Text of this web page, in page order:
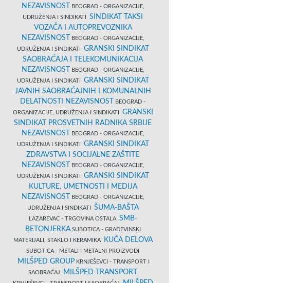
NEZAVISNOST
BEOGRAD - ORGANIZACIJE,
UDRUŽENJA I SINDIKATI SINDIKAT TAKSI
VOZAČA I AUTOPREVOZNIKA
NEZAVISNOST
BEOGRAD - ORGANIZACIJE,
UDRUŽENJA I SINDIKATI GRANSKI SINDIKAT
SAOBRAĆAJA I TELEKOMUNIKACIJA
NEZAVISNOST
BEOGRAD - ORGANIZACIJE,
UDRUŽENJA I SINDIKATI GRANSKI SINDIKAT
JAVNIH SAOBRAĆAJNIH I KOMUNALNIH
DELATNOSTI NEZAVISNOST
BEOGRAD -
ORGANIZACIJE, UDRUŽENJA I SINDIKATI GRANSKI
SINDIKAT PROSVETNIH RADNIKA SRBIJE
NEZAVISNOST
BEOGRAD - ORGANIZACIJE,
UDRUŽENJA I SINDIKATI GRANSKI SINDIKAT
ZDRAVSTVA I SOCIJALNE ZAŠTITE
NEZAVISNOST
BEOGRAD - ORGANIZACIJE,
UDRUŽENJA I SINDIKATI GRANSKI SINDIKAT
KULTURE, UMETNOSTI I MEDIJA
NEZAVISNOST
BEOGRAD - ORGANIZACIJE,
UDRUŽENJA I SINDIKATI ŠUMA-BAŠTA
LAZAREVAC - TRGOVINA OSTALA SMB-
BETONJERKASUBOTICA - GRAĐEVINSKI
MATERIJALI, STAKLO I KERAMIKA
KUĆA DELOVA
SUBOTICA - METALI I METALNI PROIZVODI
MILŠPED GROUP KRNJEŠEVCI - TRANSPORT I
SAOBRAĆAJ
MILŠPED TRANSPORT